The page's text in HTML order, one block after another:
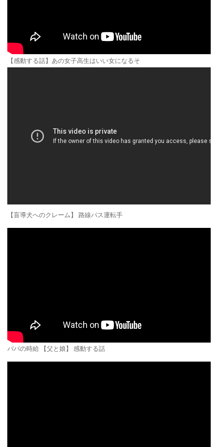
【感動する話】あの女子高生はいい女になるそ
【盲導犬へのクレーム】 路線バス運転手
パパの時給 【父と娘】 感動する話